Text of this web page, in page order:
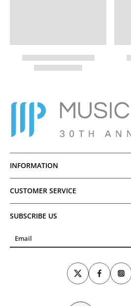
INFORMATION
CUSTOMER SERVICE
SUBSCRIBE US
Email